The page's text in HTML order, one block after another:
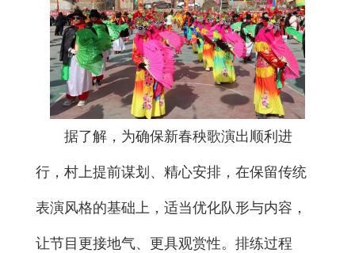
据了解，为确保新春秧歌演出顺利进
行，村上提前谋划、精心安排，在保留传统
表演风格的基础上，适当优化队形与内容，
让节目更接地气、更具观赏性。排练过程